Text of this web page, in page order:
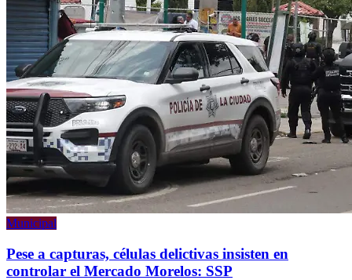
Municipal
Pese a capturas, células delictivas insisten en
controlar el Mercado Morelos: SSP